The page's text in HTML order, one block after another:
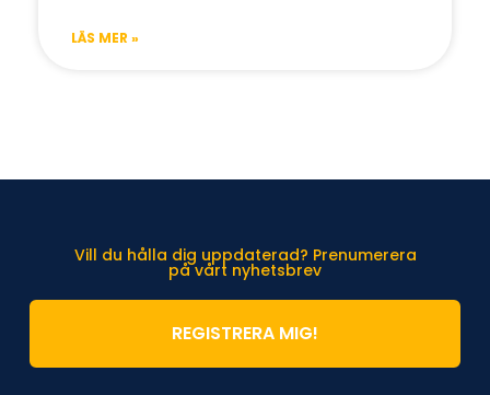
LÄS MER »
Vill du hålla dig uppdaterad? Prenumerera
på vårt nyhetsbrev
REGISTRERA MIG!